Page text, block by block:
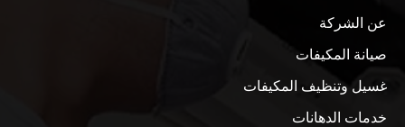
عن الشركة
صيانة المكيفات
غسيل وتنظيف المكيفات
خدمات الدهانات